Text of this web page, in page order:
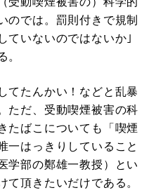
のでは。罰則付きで規制
ていないのではないか｣
。
てたんかい！などと乱暴
ただ、受動喫煙被害の科
たばこについても「喫煙
一はっきりしていること
学部の鄭雄一教授）とい
て頂きたいだけである。